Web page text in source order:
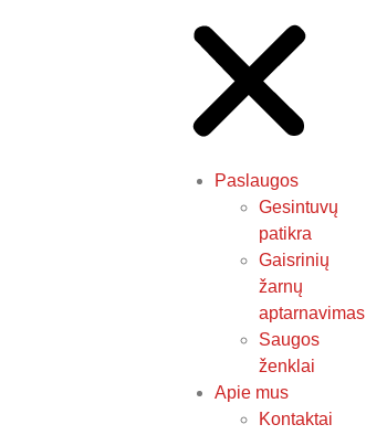
Paslaugos
Gesintuvų
patikra
Gaisrinių
žarnų
aptarnavimas
Saugos
ženklai
Apie mus
Kontaktai